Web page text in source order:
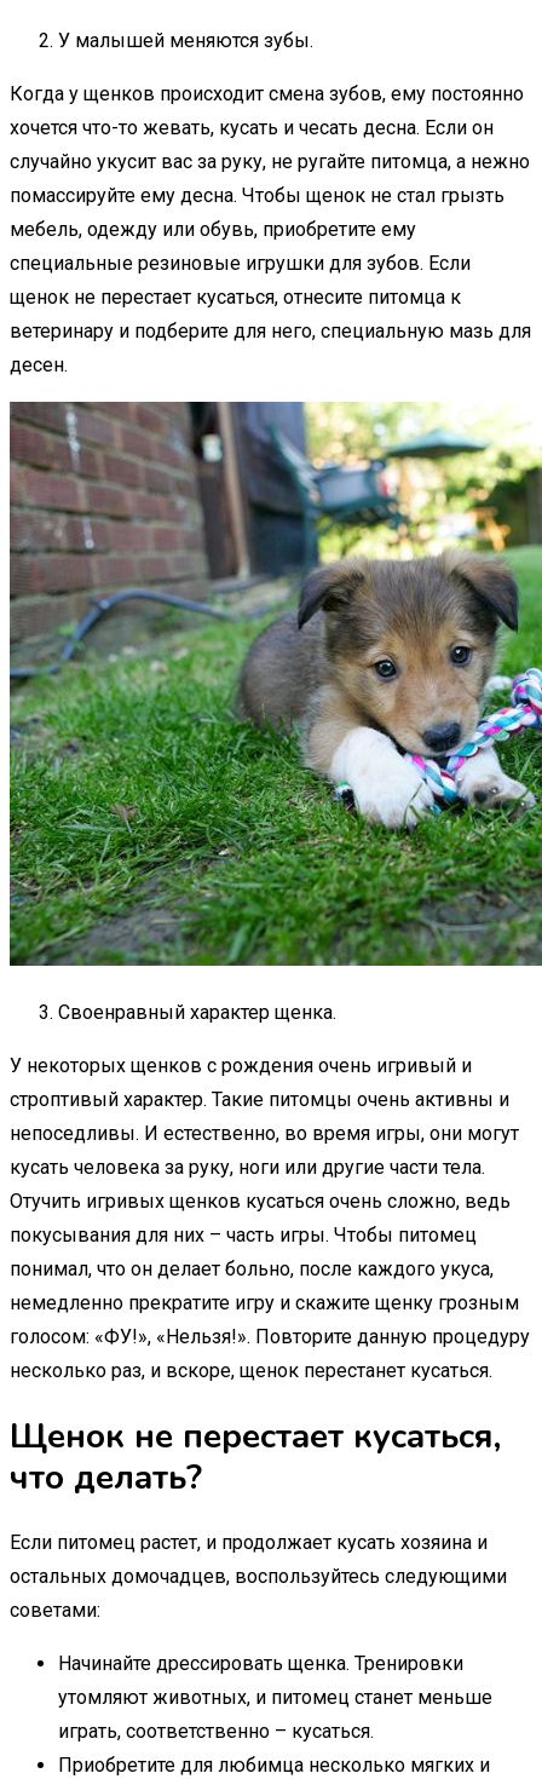
У малышей меняются зубы.
Когда у щенков происходит смена зубов, ему постоянно
хочется что-то жевать, кусать и чесать десна. Если он
случайно укусит вас за руку, не ругайте питомца, а нежно
помассируйте ему десна. Чтобы щенок не стал грызть
мебель, одежду или обувь, приобретите ему
специальные резиновые игрушки для зубов. Если
щенок не перестает кусаться, отнесите питомца к
ветеринару и подберите для него, специальную мазь для
десен.
Своенравный характер щенка.
У некоторых щенков с рождения очень игривый и
строптивый характер. Такие питомцы очень активны и
непоседливы. И естественно, во время игры, они могут
кусать человека за руку, ноги или другие части тела.
Отучить игривых щенков кусаться очень сложно, ведь
покусывания для них – часть игры. Чтобы питомец
понимал, что он делает больно, после каждого укуса,
немедленно прекратите игру и скажите щенку грозным
голосом: «ФУ!», «Нельзя!». Повторите данную процедуру
несколько раз, и вскоре, щенок перестанет кусаться.
Щенок не перестает кусаться,
что делать?
Если питомец растет, и продолжает кусать хозяина и
остальных домочадцев, воспользуйтесь следующими
советами:
Начинайте дрессировать щенка. Тренировки
утомляют животных, и питомец станет меньше
играть, соответственно – кусаться.
Приобретите для любимца несколько мягких и